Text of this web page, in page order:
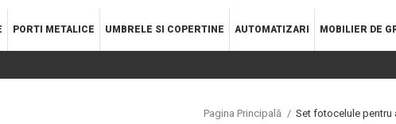
PORTI METALICE UMBRELE SI COPERTINE AUTOMATIZARI MOBILIER DE
Pagina Principală / Set fotocelule pentru